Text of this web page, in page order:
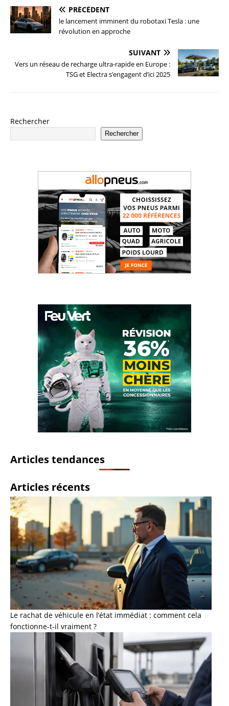
PRÉCÉDENT
le lancement imminent du robotaxi Tesla : une
révolution en approche
SUIVANT
Vers un réseau de recharge ultra-rapide en Europe :
TSG et Electra s’engagent d’ici 2025
Rechercher
Rechercher
Articles tendances
Articles récents
Le rachat de véhicule en l’état immédiat : comment cela
fonctionne-t-il vraiment ?